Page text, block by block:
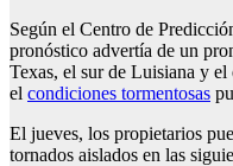
Según el Centro de
pronóstico advertía de un
Texas, el sur de Luisiana y
el condiciones tormentosas
El jueves, los propietarios
tornados aislados en las